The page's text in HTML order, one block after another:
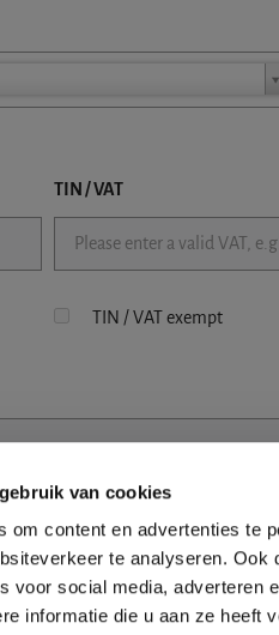
van cookies
om content en advertenties te
te analyseren.
voor social media, adverteren
informatie die u aan ze heeft
TIN / VAT
TIN / VAT exempt